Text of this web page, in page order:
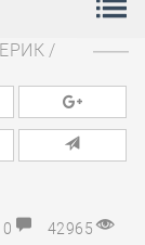
/
0 42965